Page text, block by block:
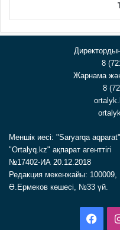
8
Жарнама
8
Меншік иесі: "Saryarqa
"Ortalyq.kz" ақпарат агенттігі
№17402-ИА 20.12.2018
Редакция мекенжайы: 100009,
Ә.Ермеков көшесі, №33 үй.